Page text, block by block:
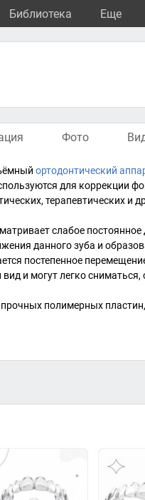
Библиотека Eще
Фото
ортодонтический
для коррекции
терапевтических и
слабое
данного зуба и
постепенное
и могут легко
полимерных